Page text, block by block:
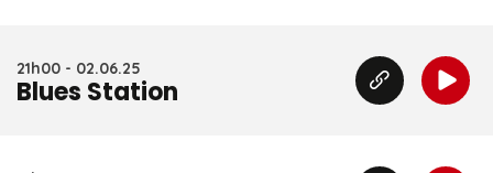
21h00 - 02.06.25
Blues Station